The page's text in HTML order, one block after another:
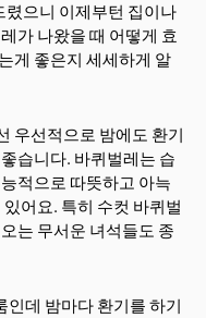
렸으니 이제부턴 집이나
가 나왔을 때 어떻게 효
게 좋은지 세세하게 알
우선적으로 밤에도 환기
습니다. 바퀴벌레는 습
적으로 따뜻하고 아늑
어요. 특히 수컷 바퀴벌
는 무서운 녀석들도 종
인데 밤마다 환기를 하기